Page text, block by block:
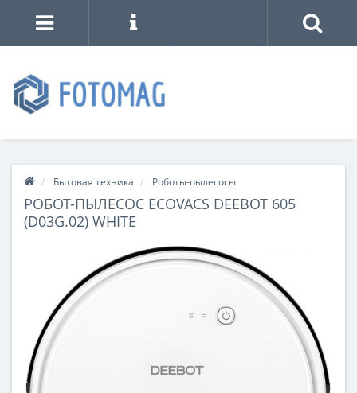
Бытовая техника Роботы-пылесосы
РОБОТ-ПЫЛЕСОС ECOVACS DEEBOT 605
(D03G.02) WHITE